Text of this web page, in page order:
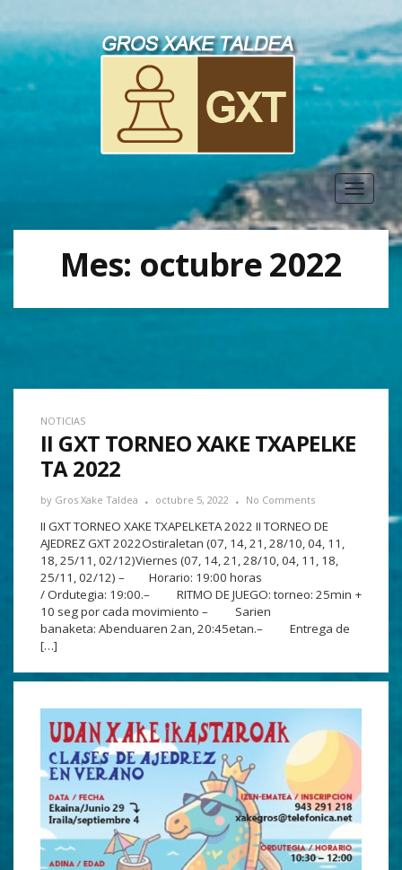
Toggle
Mes: octubre 2022
NOTICIAS
II GXT TORNEO XAKE TXAPELKE
TA 2022
by Gros Xake Taldea octubre 5, 2022 No Comments
II GXT TORNEO XAKE TXAPELKETA 2022 II TORNEO DE
AJEDREZ GXT 2022Ostiraletan (07, 14, 21, 28/10, 04, 11,
18, 25/11, 02/12)Viernes (07, 14, 21, 28/10, 04, 11, 18,
25/11, 02/12) – Horario: 19:00 horas
/ Ordutegia: 19:00.– RITMO DE JUEGO: torneo: 25min +
10 seg por cada movimiento – Sarien
banaketa: Abenduaren 2an, 20:45etan.– Entrega de
[…]